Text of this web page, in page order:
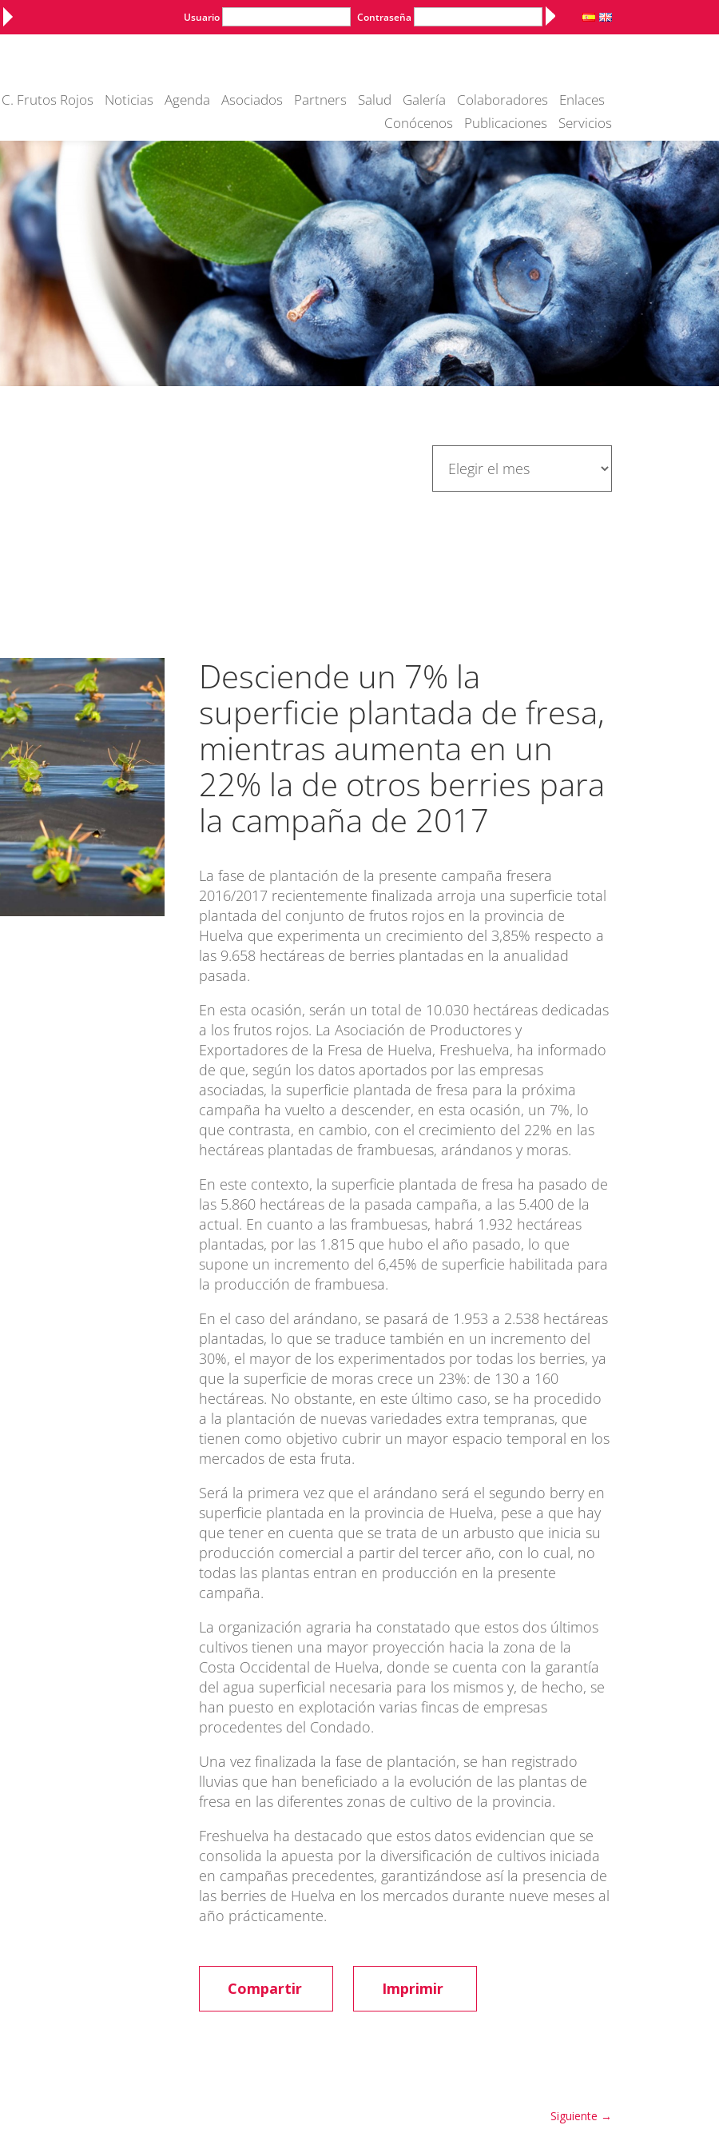
Usuario Contraseña Alternative:
C. Frutos Rojos Noticias Agenda Asociados Partners Salud Galería Colaboradores
Enlaces
Conócenos
Publicaciones Servicios
Desciende un 7% la
superficie plantada de fresa,
mientras aumenta en un
22% la de otros berries para
la campaña de 2017
La fase de plantación de la presente campaña fresera
2016/2017 recientemente finalizada arroja una superficie total
plantada del conjunto de frutos rojos en la provincia de
Huelva que experimenta un crecimiento del 3,85% respecto a
las 9.658 hectáreas de berries plantadas en la anualidad
pasada.
En esta ocasión, serán un total de 10.030 hectáreas dedicadas
a los frutos rojos. La Asociación de Productores y
Exportadores de la Fresa de Huelva, Freshuelva, ha informado
de que, según los datos aportados por las empresas
asociadas, la superficie plantada de fresa para la próxima
campaña ha vuelto a descender, en esta ocasión, un 7%, lo
que contrasta, en cambio, con el crecimiento del 22% en las
hectáreas plantadas de frambuesas, arándanos y moras.
En este contexto, la superficie plantada de fresa ha pasado de
las 5.860 hectáreas de la pasada campaña, a las 5.400 de la
actual. En cuanto a las frambuesas, habrá 1.932 hectáreas
plantadas, por las 1.815 que hubo el año pasado, lo que
supone un incremento del 6,45% de superficie habilitada para
la producción de frambuesa.
En el caso del arándano, se pasará de 1.953 a 2.538 hectáreas
plantadas, lo que se traduce también en un incremento del
30%, el mayor de los experimentados por todas los berries, ya
que la superficie de moras crece un 23%: de 130 a 160
hectáreas. No obstante, en este último caso, se ha procedido
a la plantación de nuevas variedades extra tempranas, que
tienen como objetivo cubrir un mayor espacio temporal en los
mercados de esta fruta.
Será la primera vez que el arándano será el segundo berry en
superficie plantada en la provincia de Huelva, pese a que hay
que tener en cuenta que se trata de un arbusto que inicia su
producción comercial a partir del tercer año, con lo cual, no
todas las plantas entran en producción en la presente
campaña.
La organización agraria ha constatado que estos dos últimos
cultivos tienen una mayor proyección hacia la zona de la
Costa Occidental de Huelva, donde se cuenta con la garantía
del agua superficial necesaria para los mismos y, de hecho, se
han puesto en explotación varias fincas de empresas
procedentes del Condado.
Una vez finalizada la fase de plantación, se han registrado
lluvias que han beneficiado a la evolución de las plantas de
fresa en las diferentes zonas de cultivo de la provincia.
Freshuelva ha destacado que estos datos evidencian que se
consolida la apuesta por la diversificación de cultivos iniciada
en campañas precedentes, garantizándose así la presencia de
las berries de Huelva en los mercados durante nueve meses al
año prácticamente.
Compartir Imprimir
Siguiente →